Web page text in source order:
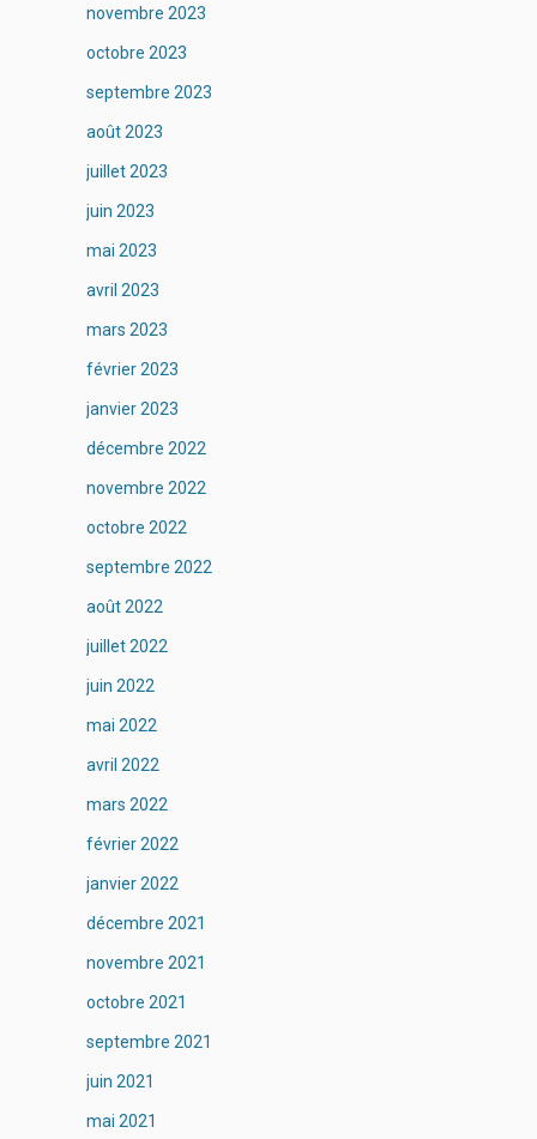
novembre 2023
octobre 2023
septembre 2023
août 2023
juillet 2023
juin 2023
mai 2023
avril 2023
mars 2023
février 2023
janvier 2023
décembre 2022
novembre 2022
octobre 2022
septembre 2022
août 2022
juillet 2022
juin 2022
mai 2022
avril 2022
mars 2022
février 2022
janvier 2022
décembre 2021
novembre 2021
octobre 2021
septembre 2021
juin 2021
mai 2021